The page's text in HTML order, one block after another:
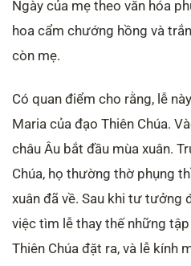
Ngày của mẹ theo văn hóa
hoa cẩm chướng hồng và
còn mẹ.
Có quan điểm cho rằng, lễ
Maria của đạo Thiên Chúa.
châu Âu bắt đầu mùa xuân.
Chúa, họ thường thờ phụng
xuân đã về. Sau khi tư tưởng
việc tìm lễ thay thế những
Thiên Chúa đặt ra, và lễ kính